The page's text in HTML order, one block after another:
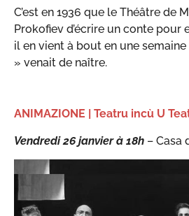
C’est en 1936 que le Théâtre de
Prokofiev d’écrire un conte pour
il en vient à bout en une
» venait de naître.
ANIMAZIONE | Teatru incù U
Vendredi 26 janvier à 18h – Casa